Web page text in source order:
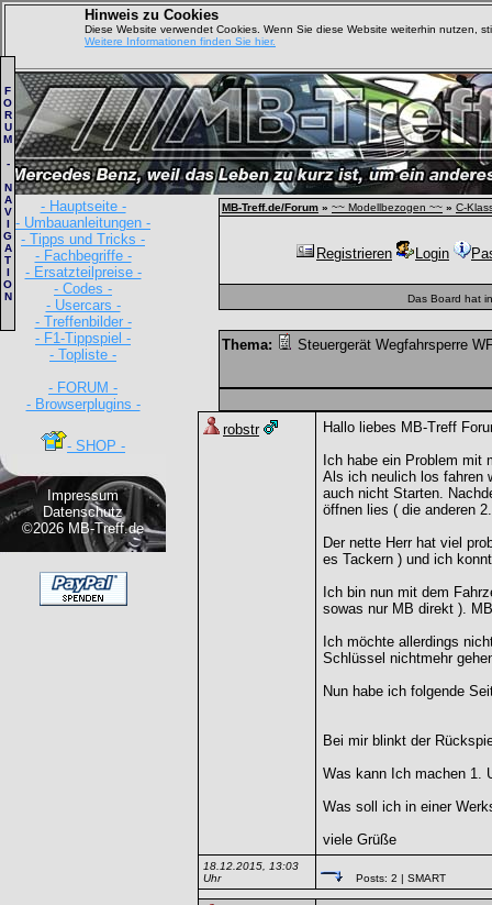
Hinweis zu Cookies
Diese Website verwendet Cookies. Wenn Sie diese Website weiterhin nutzen,
Weitere Informationen finden Sie hier.
- Hauptseite -
- Umbauanleitungen -
- Tipps und Tricks -
- Fachbegriffe -
- Ersatzteilpreise -
- Codes -
- Usercars -
- Treffenbilder -
- F1-Tippspiel -
- Topliste -
- FORUM -
- Browserplugins -
- SHOP -
Impressum
Datenschutz
©2026 MB-Treff.de
F
O
R
U
M
-
N
A
V
I
G
A
T
I
O
N
MB-Treff.de/Forum » ~~ Modellbezogen ~~ » C-
Registrieren Login
Das Board hat
Thema: Steuergerät Wegfahrsperre
robstr
Hallo liebes MB-Treff
Ich habe ein Problem mit
Als ich neulich los fahren
auch nicht Starten.
öffnen lies ( die anderen
Der nette Herr hat viel
es Tackern ) und ich
Ich bin nun mit dem
sowas nur MB direkt ).
Ich möchte allerdings
Schlüssel nichtmehr
Nun habe ich folgende
Bei mir blinkt der
Was kann Ich machen 1.
Was soll ich in einer
viele Grüße
18.12.2015, 13:03
Uhr
Posts: 2 | SMART